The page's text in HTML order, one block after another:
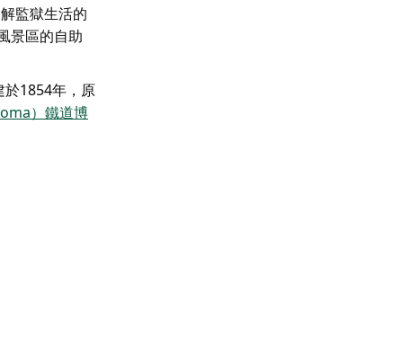
監獄生活的
景區的自助
於1854年，原
）鐵道博